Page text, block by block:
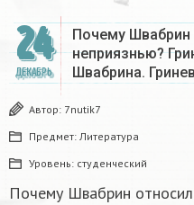
24
ДЕКАБРЬ
Почему Швабрин
неприязнью?
Швабрина.
Автор: 7nutik7
Предмет: Литература
Уровень: студенческий
Почему Швабрин